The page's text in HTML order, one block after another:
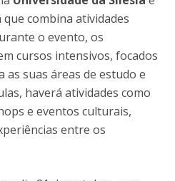
combina atividades
o evento, os
cursos intensivos, focados
as suas áreas de estudo e
haverá atividades como
e eventos culturais,
entre os